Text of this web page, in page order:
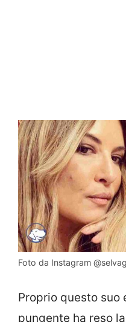
Foto da Instagram
Proprio questo suo
pungente ha reso